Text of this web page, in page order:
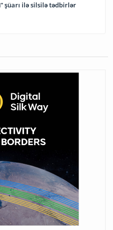
şüarı ilə silsilə tədbirlər